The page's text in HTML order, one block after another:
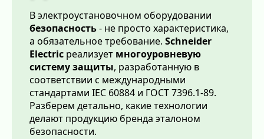
В электроустановочном оборудовании
безопасность- не просто характеристика,
а обязательное требование. Schneider
Electric реализует многоуровневую
систему защиты, разработанную в
соответствии с международными
стандартами IEC 60884 и ГОСТ 7396.1-89.
Разберем детально, какие технологии
делают продукцию бренда эталоном
безопасности.